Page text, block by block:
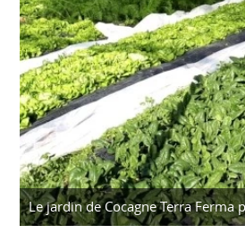
Le jardin de Cocagne Terra Ferma